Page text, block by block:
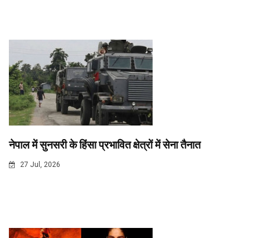
नेपाल में सुनसरी के हिंसा प्रभावित क्षेत्रों में सेना तैनात
27 Jul, 2026